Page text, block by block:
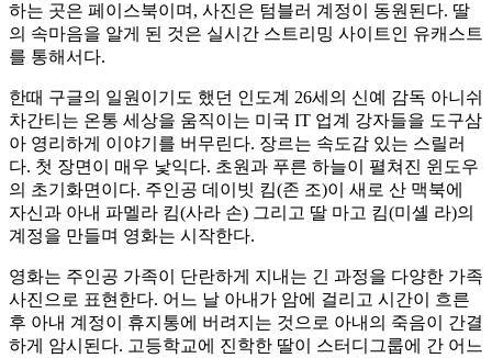
하는 곳은 페이스북이며, 사진은 텀블러 계정이 동원된다. 딸
의 속마음을 알게 된 것은 실시간 스트리밍 사이트인 유캐스트
를 통해서다.
한때 구글의 일원이기도 했던 인도계 26세의 신예 감독 아니쉬
차간티는 온통 세상을 움직이는 미국 IT 업계 강자들을 도구삼
아 영리하게 이야기를 버무린다. 장르는 속도감 있는 스릴러
다. 첫 장면이 매우 낯익다. 초원과 푸른 하늘이 펼쳐진 윈도우
의 초기화면이다. 주인공 데이빗 킴(존 조)이 새로 산 맥북에
자신과 아내 파멜라 킴(사라 손) 그리고 딸 마고 킴(미셸 라)의
계정을 만들며 영화는 시작한다.
영화는 주인공 가족이 단란하게 지내는 긴 과정을 다양한 가족
사진으로 표현한다. 어느 날 아내가 암에 걸리고 시간이 흐른
후 아내 계정이 휴지통에 버려지는 것으로 아내의 죽음이 간결
하게 암시된다. 고등학교에 진학한 딸이 스터디그룹에 간 어느